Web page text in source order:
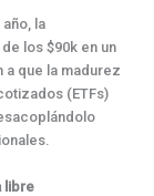
la
los $90k en un
que la madurez
(ETFs)
libre